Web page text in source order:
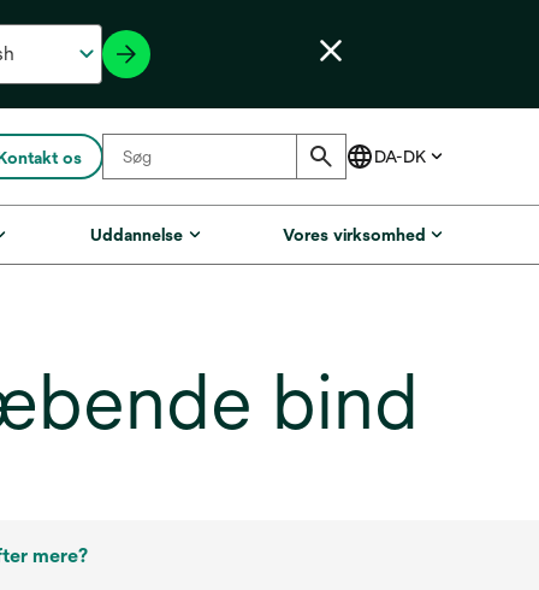
os
Uddannelse Vores virksomhed
bind
mere?